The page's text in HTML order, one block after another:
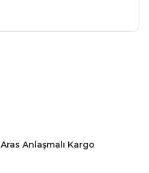
Aras Anlaşmalı Kargo